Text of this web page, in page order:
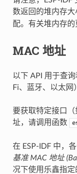
数返回的堆内存大
配。有关堆内存
MAC 地址
以下 API 用于查
Fi、蓝牙、以太网
要获取特定接口
址，请调用函数
在 ESP-IDF 中，
基准 MAC 地址
况下使用乐鑫指